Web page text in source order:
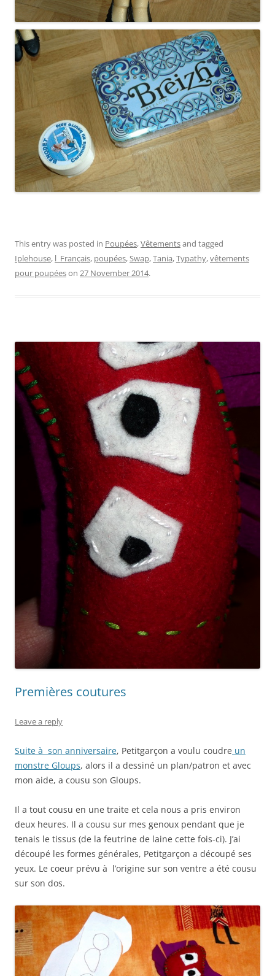
This entry was posted in Poupées,Vêtementsand tagged
Iplehouse, l_Français, poupées,Swap,Tania,Typathy,vêtements
pour poupéeson 27 November 2014.
Premières coutures
Leave a reply
Suite à son anniversaire, Petitgarçon a voulu coudre un
monstre Gloups, alors il a dessiné un plan/patron et avec
mon aide, a cousu son Gloups.
Il a tout cousu en une traite et cela nous a pris environ
deux heures. Il a cousu sur mes genoux pendant que je
tenais le tissus (de la feutrine de laine cette fois-ci). J’ai
découpé les formes générales, Petitgarçon a découpé ses
yeux. Le coeur prévu à l’origine sur son ventre a été cousu
sur son dos.